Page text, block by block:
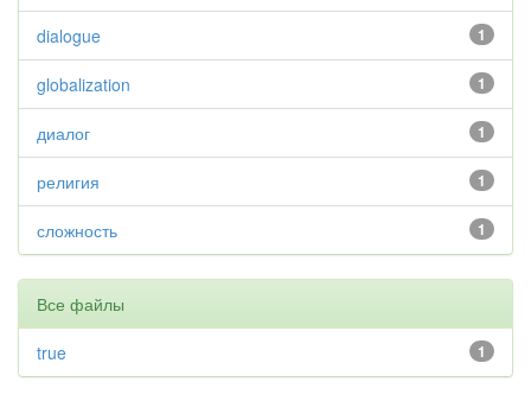
1
dialogue
1
globalization
1
диалог
1
религия
1
сложность
Все файлы
1
true